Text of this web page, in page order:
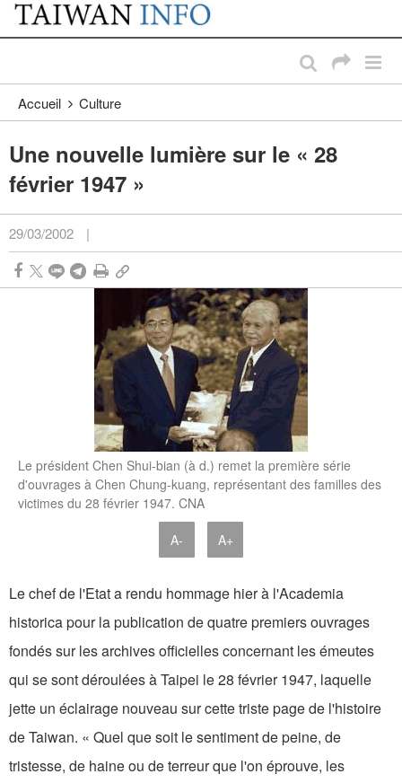
Passer au contenu principal
:::
Accueil Culture
Une nouvelle lumière sur le « 28
février 1947 »
29/03/2002 |
Le président Chen Shui-bian (à d.) remet la première série
d'ouvrages à Chen Chung-kuang, représentant des familles des
victimes du 28 février 1947. CNA
A- A+
Le chef de l'Etat a rendu hommage hier à l'Academia
historica pour la publication de quatre premiers ouvrages
fondés sur les archives officielles concernant les émeutes
qui se sont déroulées à Taipei le 28 février 1947, laquelle
jette un éclairage nouveau sur cette triste page de l'histoire
de Taiwan. « Quel que soit le sentiment de peine, de
tristesse, de haine ou de terreur que l'on éprouve, les